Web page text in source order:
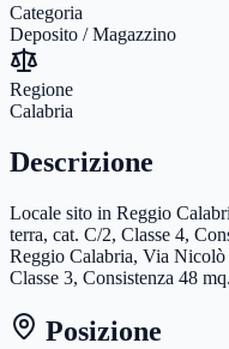
Categoria
Deposito / Magazzino
Regione
Calabria
Descrizione
Locale sito in Reggio
terra, cat. C/2, Classe 4,
Reggio Calabria, Via Nicolò
Classe 3, Consistenza 48 mq.
Posizione